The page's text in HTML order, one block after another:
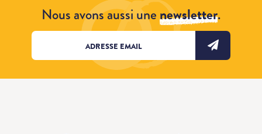
Nous avons aussi unenewsletter.